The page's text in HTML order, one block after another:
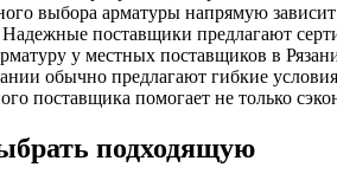
выбора арматуры напрямую
поставщики предлагают
у местных поставщиков в
обычно предлагают гибкие
поставщика помогает не только
подходящую